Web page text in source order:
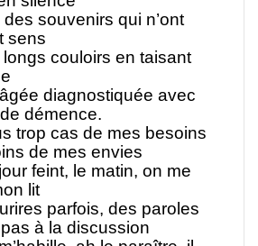
souvenirs qui n’ont
sens
longs couloirs en taisant
diagnostiquée avec
démence.
trop cas de mes besoins
de mes envies
feint, le matin, on me
lit
parfois, des paroles
à la discussion